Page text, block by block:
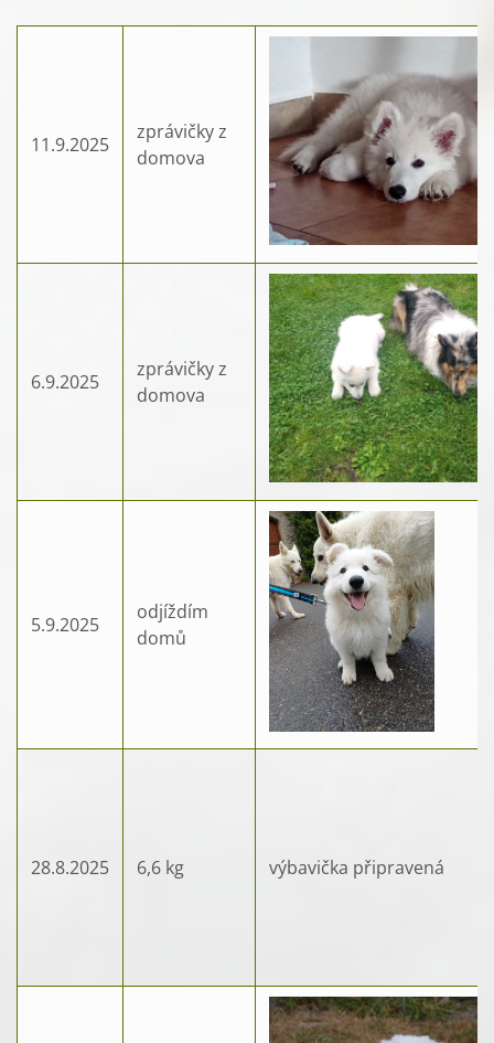
11.9.2025
zprávičky z
domova
6.9.2025
zprávičky z
domova
5.9.2025
odjíždím
domů
28.8.2025 6,6 kg výbavička připravená